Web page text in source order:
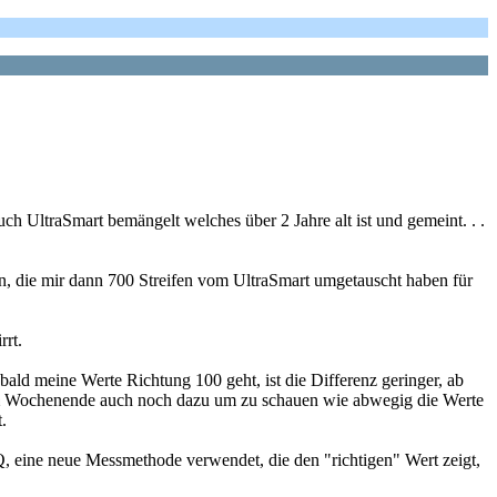
UltraSmart bemängelt welches über 2 Jahre alt ist und gemeint. . .
die mir dann 700 Streifen vom UltraSmart umgetauscht haben für
meine Werte Richtung 100 geht, ist die Differenz geringer, ab
auch noch dazu um zu schauen wie abwegig die Werte
neue Messmethode verwendet, die den "richtigen" Wert zeigt,